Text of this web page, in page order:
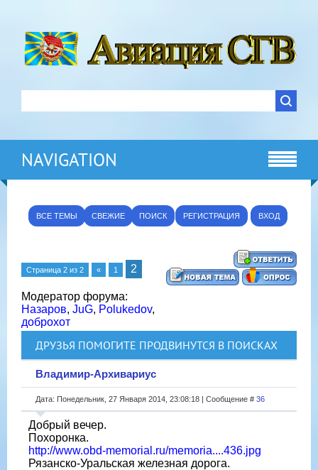
NAVIGATION
ВСЕ ТЕМЫ СВЕЖИЕ ПОИСК РЕГИСТРАЦИЯ ВХОД
Страница 2 из 2 « 1 2
Модератор форума:
Назаров, JuG, Polukedov,
доброхот
ДРУЗЬЯ ПОМОГИТЕ ПРОДВИНУТСЯ В ПОИСКАХ
Владимир-Архивариус
Дата: Понедельник, 27 Января 2014, 23:08:18 | Сообщение # 36
Добрый вечер.
Похоронка.
http://www.obd-memorial.ru/memoria....436.jpg
Рязанско-Уральская железная дорога.